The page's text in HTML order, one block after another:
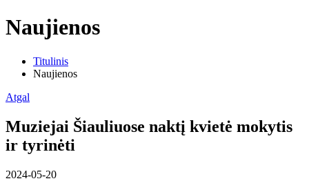
Naujienos
Titulinis
Naujienos
Atgal
Muziejai Šiauliuose naktį kvietė mokytis
ir tyrinėti
2024-05-20